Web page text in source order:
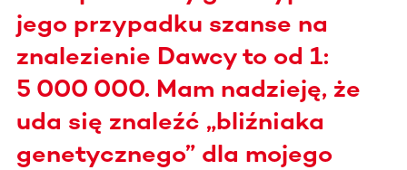
jego przypadku szanse na
znalezienie Dawcy to od 1:
5 000 000. Mam nadzieję, że
uda się znaleźć „bliźniaka
genetycznego” dla mojego